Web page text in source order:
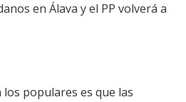
en Álava y el PP volverá a
populares es que las